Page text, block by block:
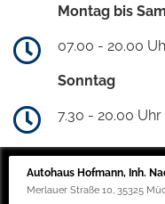
Montag bis
07.00 - 20.00
Sonntag
7.30 - 20.00 Uhr
Autohaus Hofmann, Inh.
Merlauer Straße 10, 35325